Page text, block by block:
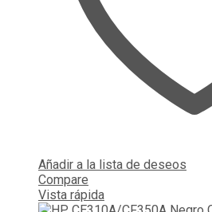
Añadir a la lista de deseos
Compare
Vista rápida